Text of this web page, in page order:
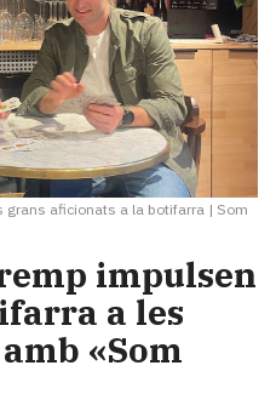
grans aficionats a la botifarra | Som
impulsen
a les
«Som